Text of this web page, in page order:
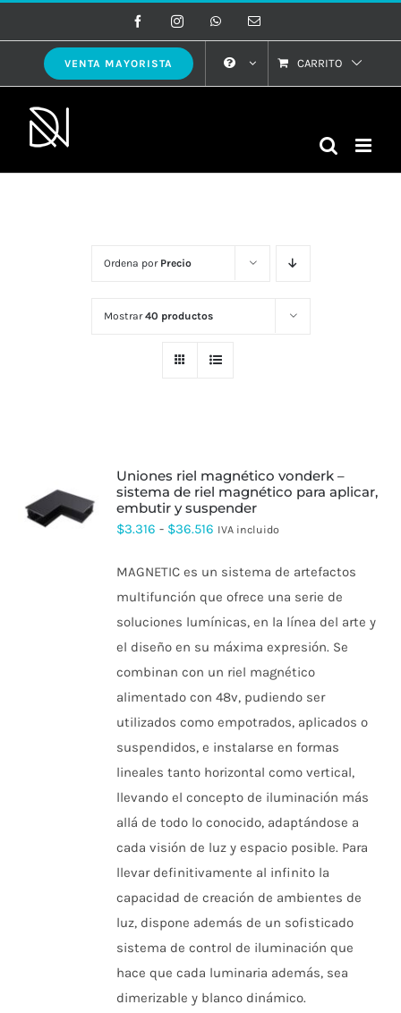
al
contenido
FacebookInstagramWhatsAppCorreo
VENTA MAYORISTA CARRITO
Ordena por Precio
Mostrar40 productos
ESTE
PRODUCTO
VARIANTES.
uniones riel magnético vonderk –
sistema de riel magnético para aplicar,
embutir y suspender
$3.316 - $36.516 Rango
precios:
desde
$3.316
hasta
$36.516
IVA incluido
MAGNETIC es un sistema de artefactos
multifunción que ofrece una serie de
soluciones lumínicas, en la línea del arte y
el diseño en su máxima expresión. Se
combinan con un riel magnético
alimentado con 48v, pudiendo ser
utilizados como empotrados, aplicados o
suspendidos, e instalarse en formas
lineales tanto horizontal como vertical,
llevando el concepto de iluminación más
allá de todo lo conocido, adaptándose a
cada visión de luz y espacio posible. Para
llevar definitivamente al infinito la
capacidad de creación de ambientes de
luz, dispone además de un sofisticado
sistema de control de iluminación que
hace que cada luminaria además, sea
dimerizable y blanco dinámico.